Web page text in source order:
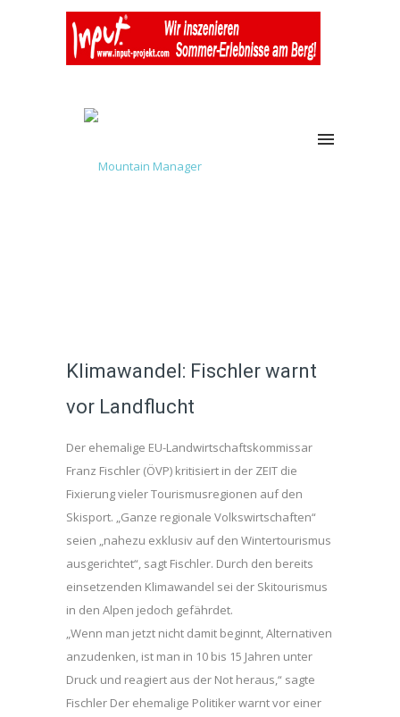
Klimawandel: Fischler warnt
vor Landflucht
Der ehemalige EU-Landwirtschaftskommissar
Franz Fischler (ÖVP) kritisiert in der ZEIT die
Fixierung vieler Tourismusregionen auf den
Skisport. „Ganze regionale Volkswirtschaften“
seien „nahezu exklusiv auf den Wintertourismus
ausgerichtet“, sagt Fischler. Durch den bereits
einsetzenden Klimawandel sei der Skitourismus
in den Alpen jedoch gefährdet.
„Wenn man jetzt nicht damit beginnt, Alternativen
anzudenken, ist man in 10 bis 15 Jahren unter
Druck und reagiert aus der Not heraus,“ sagte
Fischler Der ehemalige Politiker warnt vor einer